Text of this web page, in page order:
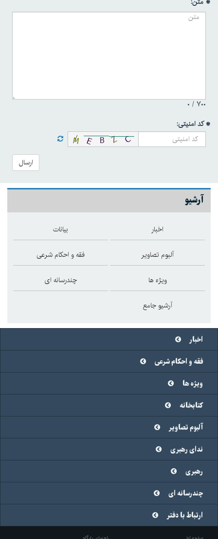
۷۰۰ /
۰
* کد امنیتی:
ارسال
آرشیو
اخبار بیانات
آلبوم تصاویر فقه و احکام شرعی
ویژه ها چندرسانه ای
آرشیو جامع
اخبار
فقه و احکام شرعی
ویژه ها
کتابخانه
آلبوم تصاویر
ندای رهبری
رهبری
چندرسانه ای
ارتباط با دفتر